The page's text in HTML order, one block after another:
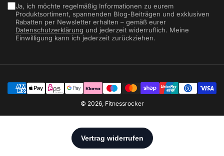
Ja, ich möchte regelmäßig Informationen zu eurem
Produktsortiment, spannenden Blog-Beiträgen und exklusiven
Rabatten per Newsletter erhalten – gemäß eurer
Datenschutzerklärung und jederzeit widerruflich. Meine
Einwilligung kann ich jederzeit zurückziehen.
Zahlungsmethoden
© 2026, Fitnessrocker